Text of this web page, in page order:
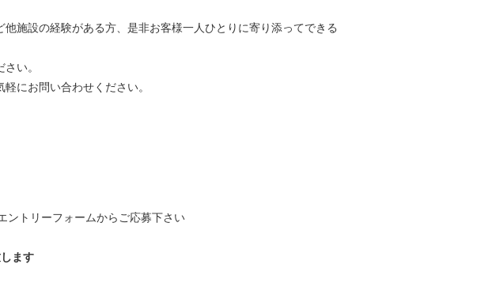
施設の経験がある方、是非お客様一人ひとりに寄り添ってできる
い。
にお問い合わせください。
ントリーフォームからご応募下さい
ます